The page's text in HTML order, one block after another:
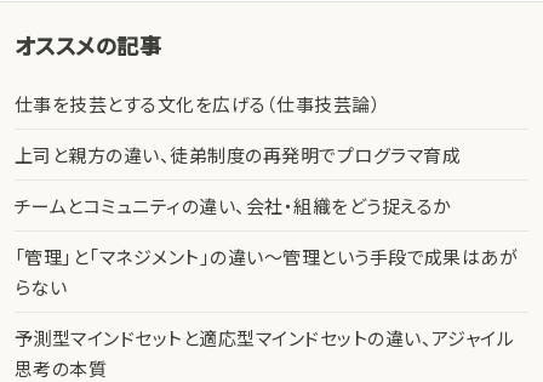
オススメの記事
仕事を技芸とする文化を広げる（仕事技芸論）
上司と親方の違い、徒弟制度の再発明でプログラマ育成
チームとコミュニティの違い、会社・組織をどう捉えるか
「管理」と「マネジメント」の違い〜管理という手段で成果はあが
らない
予測型マインドセットと適応型マインドセットの違い、アジャイル
思考の本質